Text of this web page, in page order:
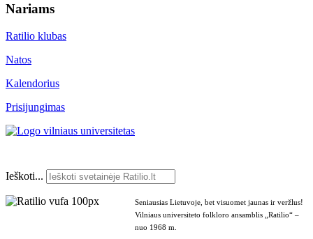
Nariams
Ratilio klubas
Natos
Kalendorius
Prisijungimas
Ieškoti...
Seniausias Lietuvoje, bet visuomet jaunas ir veržlus!
Vilniaus universiteto folkloro ansamblis „Ratilio“ –
nuo 1968 m.